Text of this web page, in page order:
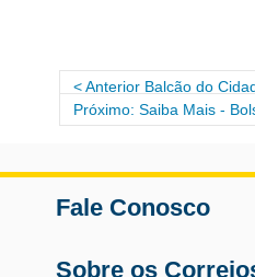
• SAC Previsul: 3003-6773
Anterior Balcão do
Próximo: Saiba Mais -
Fale Conosco
Sobre os